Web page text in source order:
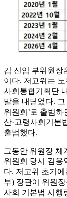
김 신임 부위원장
이다. 저고위는
사회통합기획단
발을 내딛었다.
위원회’로 출범하
산·고령사회기본
출범했다.
그동안 위원장 체
위원회 당시 김용
다. 저고위 초기
부) 장관이 위원
사회 기본법 시행